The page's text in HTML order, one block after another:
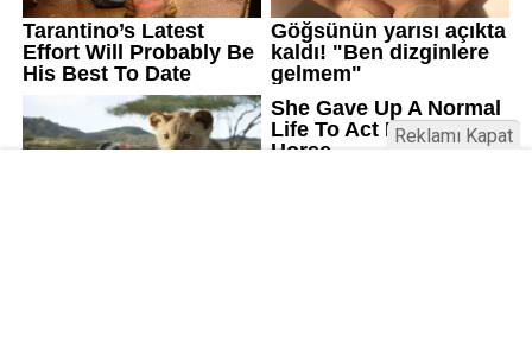
Reklamı Kapat